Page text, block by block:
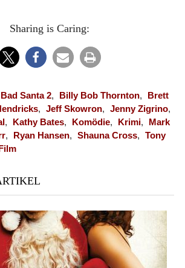
Sharing is Caring:
Bad Santa 2, Billy Bob Thornton,
Brett
, Jeff Skowron, Jenny Zigrino,
, Kathy Bates, Komödie, Krimi,
Mark
, Ryan Hansen, Shauna Cross, Tony